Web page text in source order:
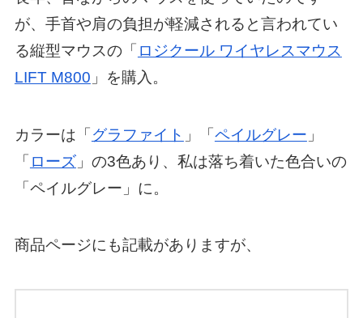
が、手首や肩の負担が軽減されると言われてい
る縦型マウスの「 ロジクール ワイヤレスマウス
LIFT M800 」を購入。
カラーは「グラファイト 」「ペイルグレー 」
「 ローズ」の3色あり、私は落ち着いた色合いの
「ペイルグレー」に。
商品ページにも記載がありますが、